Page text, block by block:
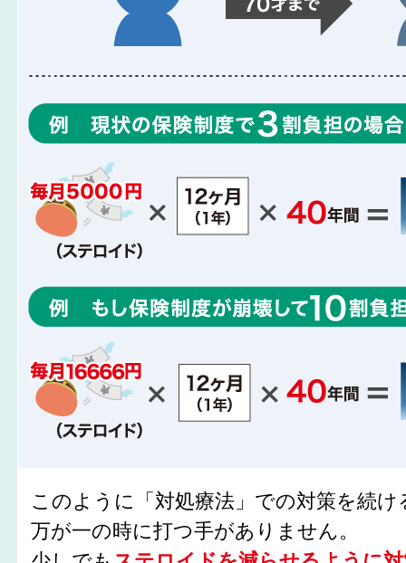
このように「対処療法」での対策を続け
万が一の時に打つ手がありません。